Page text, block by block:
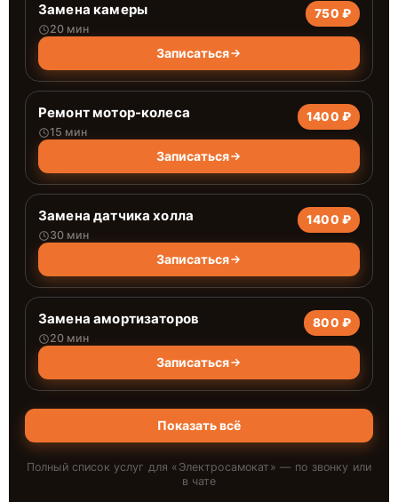
Замена камеры
20 мин
750 ₽
Записаться
Ремонт мотор-колеса
15 мин
1400 ₽
Записаться
Замена датчика холла
30 мин
1400 ₽
Записаться
Замена амортизаторов
20 мин
800 ₽
Записаться
Показать всё
Полный список услуг для « Электросамокат » — по звонку или
в чате